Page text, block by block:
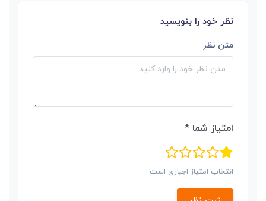
نظر خود را بنویسید
متن نظر
امتیاز شما *
انتخاب امتیاز اجباری است